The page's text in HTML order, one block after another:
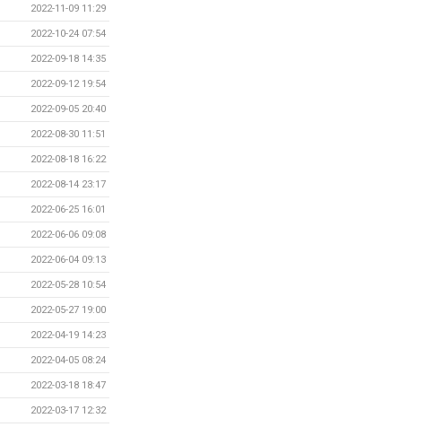
2022-11-09 11:29
2022-10-24 07:54
2022-09-18 14:35
2022-09-12 19:54
2022-09-05 20:40
2022-08-30 11:51
2022-08-18 16:22
2022-08-14 23:17
2022-06-25 16:01
2022-06-06 09:08
2022-06-04 09:13
2022-05-28 10:54
2022-05-27 19:00
2022-04-19 14:23
2022-04-05 08:24
2022-03-18 18:47
2022-03-17 12:32